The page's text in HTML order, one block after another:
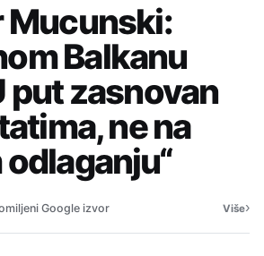
Mucunski:
Balkanu
put zasnovan
ne na
Google izvor Više›